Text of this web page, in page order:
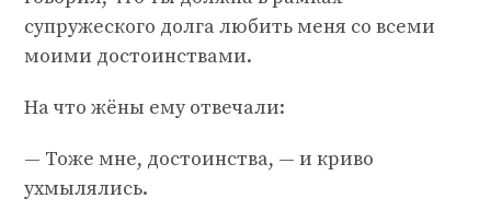
супружеского долга любить меня со всеми
моими достоинствами.
На что жёны ему отвечали:
— Тоже мне, достоинства, — и криво
ухмылялись.